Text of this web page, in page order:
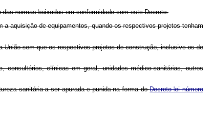
normas baixadas em conformidade com este Decreto.
aquisição de equipamentos, quando os respectivos projetos tenham
União sem que os respectivos projetos de construção, inclusive os de
clínicas em geral, unidades médico-sanitárias, outros
sanitária a ser apurada e punida na forma doDecreto-lei número